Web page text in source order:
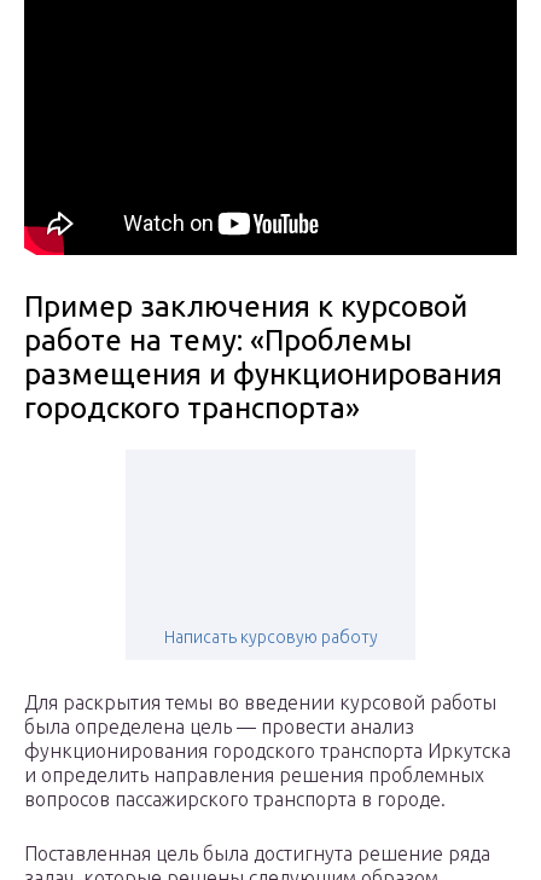
Пример заключения к курсовой
работе на тему: «Проблемы
размещения и функционирования
городского транспорта»
Написать курсовую работу
Для раскрытия темы во введении курсовой работы
была определена цель — провести анализ
функционирования городского транспорта Иркутска
и определить направления решения проблемных
вопросов пассажирского транспорта в городе.
Поставленная цель была достигнута решение ряда